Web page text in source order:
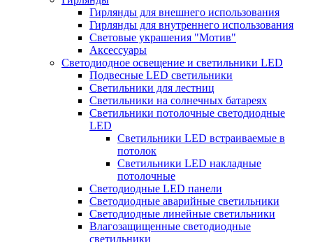
Гирлянды для внешнего использования
Гирлянды для внутреннего использования
Световые украшения "Мотив"
Аксессуары
Светодиодное освещение и светильники LED
Подвесные LED светильники
Светильники для лестниц
Светильники на солнечных батареях
Светильники потолочные светодиодные
LED
Cветильники LED встраиваемые в
потолок
Светильники LED накладные
потолочные
Светодиодные LED панели
Светодиодные аварийные светильники
Светодиодные линейные светильники
Влагозащищенные светодиодные
светильники